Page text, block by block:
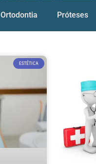
Ortodontia Próteses
ESTÉTICA